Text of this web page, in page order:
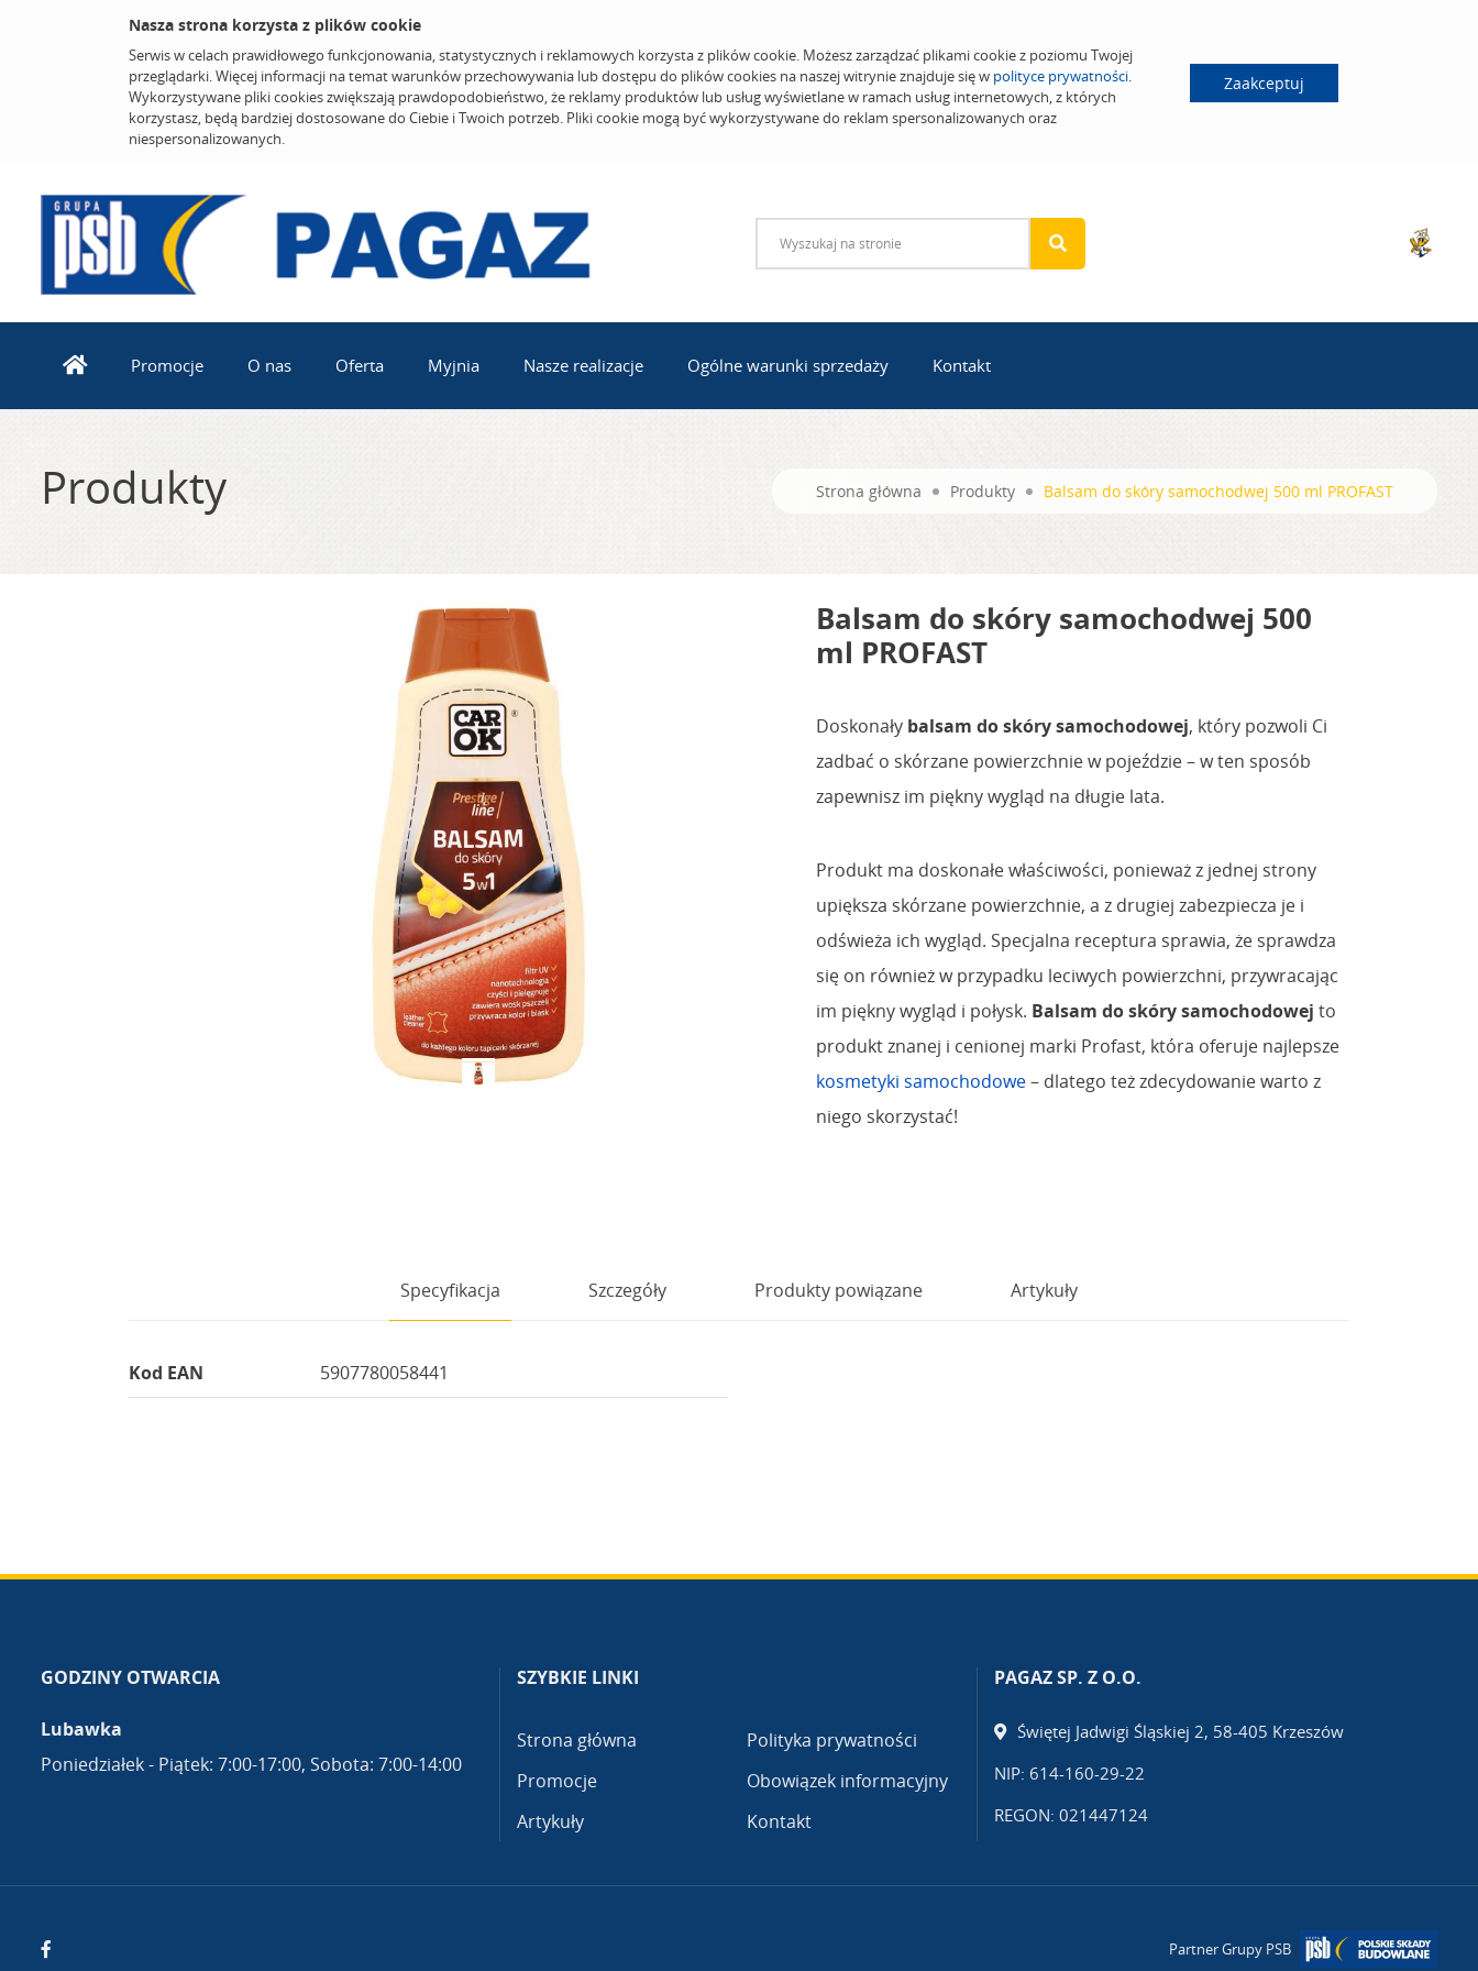
Nasza strona korzysta z plików cookie
Serwis w celach prawidłowego funkcjonowania, statystycznych i reklamowych korzysta z plików cookie. Możesz zarządzać plikami cookie z poziomu Twojej
przeglądarki. Więcej informacji na temat warunków przechowywania lub dostępu do plików cookies na naszej witrynie znajduje się w polityce prywatności.
Wykorzystywane pliki cookies zwiększają prawdopodobieństwo, że reklamy produktów lub usług wyświetlane w ramach usług internetowych, z których
korzystasz, będą bardziej dostosowane do Ciebie i Twoich potrzeb. Pliki cookie mogą być wykorzystywane do reklam spersonalizowanych oraz
niespersonalizowanych.
Zaakceptuj
Promocje O nas Oferta Myjnia Nasze realizacje Ogólne warunki sprzedaży Kontakt
Produkty Strona główna Produkty Balsam do skóry samochodwej 500 ml PROFAST
Balsam do skóry samochodwej 500
ml PROFAST
Doskonały balsam do skóry samochodowej, który pozwoli Ci
zadbać o skórzane powierzchnie w pojeździe – w ten sposób
zapewnisz im piękny wygląd na długie lata.
Produkt ma doskonałe właściwości, ponieważ z jednej strony
upiększa skórzane powierzchnie, a z drugiej zabezpiecza je i
odświeża ich wygląd. Specjalna receptura sprawia, że sprawdza
się on również w przypadku leciwych powierzchni, przywracając
im piękny wygląd i połysk. Balsam do skóry samochodowej to
produkt znanej i cenionej marki Profast, która oferuje najlepsze
kosmetyki samochodowe– dlatego też zdecydowanie warto z
niego skorzystać!
Specyfikacja Szczegóły Produkty powiązane Artykuły
Kod EAN 5907780058441
GODZINY OTWARCIA
Lubawka
Poniedziałek - Piątek: 7:00-17:00, Sobota: 7:00-14:00
SZYBKIE LINKI
Strona główna
Promocje
Artykuły
Polityka prywatności
Obowiązek informacyjny
Kontakt
PAGAZ SP. Z O.O.
Świętej Jadwigi Śląskiej 2, 58-405 Krzeszów
NIP: 614-160-29-22
REGON: 021447124
Partner Grupy PSB